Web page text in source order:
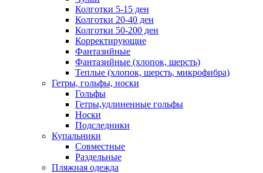
Колготки 5-15 ден
Колготки 20-40 ден
Колготки 50-200 ден
Корректирующие
Фантазийные
Фантазийные (хлопок, шерсть)
Теплые (хлопок, шерсть, микрофибра)
Гетры, гольфы, носки
Гольфы
Гетры,удлиненные гольфы
Носки
Подследники
Купальники
Совместные
Раздельные
Пляжная одежда